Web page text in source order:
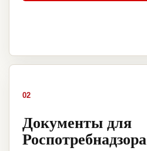
02
Документы для
Роспотребнадзора